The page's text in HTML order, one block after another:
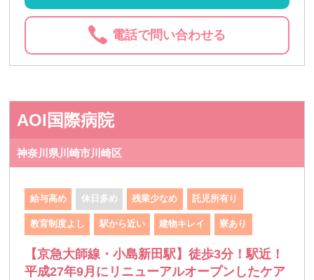
電話で問い合わせる
AOI国際病院
神奈川県川崎市川崎区
給与高め 休日多め 残業少なめ 託児所有り
教育制度よし 駅から近い 建物キレイ 寮あり
【京急大師線・小島新田駅】徒歩3分！駅近！
平成27年9月にリニューアルオープンしたケア